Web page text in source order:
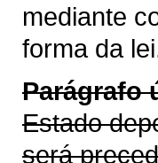
mediante
forma da
Parágrafo
Estado
será